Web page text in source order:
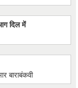
दिल में
बाराबंकवी